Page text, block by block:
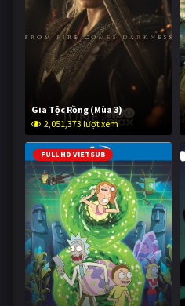
Gia Tộc Rồng (Mùa 3)
2,051,373 lượt xem
FULL HD VIETSUB